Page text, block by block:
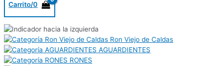
Carrito/0
Ron Viejo de Caldas
AGUARDIENTES
RONES